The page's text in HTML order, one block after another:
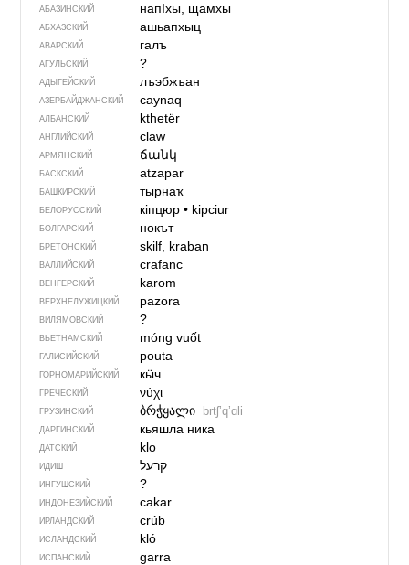
АБАЗИНСКИЙ напIхы, щамхы
АБХАЗСКИЙ ашьапхыц
АВАРСКИЙ галъ
АГУЛЬСКИЙ ?
АДЫГЕЙСКИЙ лъэбжъан
АЗЕРБАЙДЖАН­СКИЙ caynaq
АЛБАНСКИЙ kthetër
АНГЛИЙСКИЙ claw
АРМЯНСКИЙ ճանկ
БАСКСКИЙ atzapar
БАШКИРСКИЙ тырнаҡ
БЕЛОРУССКИЙ кіпцюр• kipciur
БОЛГАРСКИЙ нокът
БРЕТОНСКИЙ skilf, kraban
ВАЛЛИЙСКИЙ crafanc
ВЕНГЕРСКИЙ karom
ВЕРХНЕЛУЖИЦКИЙ pazora
ВИЛЯМОВСКИЙ ?
ВЬЕТНАМСКИЙ móng vuốt
ГАЛИСИЙСКИЙ pouta
ГОРНОМАРИЙСКИЙ кӹч
ГРЕЧЕСКИЙ νύχι
ГРУЗИНСКИЙ ბრჭყალი brtʃʼqʼɑli
ДАРГИНСКИЙ кьяшла ника
ДАТСКИЙ klo
ИДИШ
ИНГУШСКИЙ ?
ИНДОНЕЗИЙСКИЙ cakar
ИРЛАНДСКИЙ crúb
ИСЛАНДСКИЙ kló
ИСПАНСКИЙ garra